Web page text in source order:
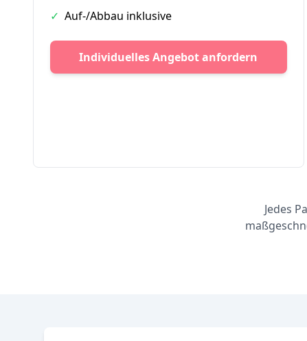
✓ Auf-/Abbau inklusive
Individuelles Angebot anfordern
Jedes